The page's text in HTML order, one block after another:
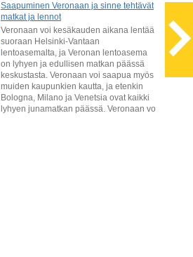
Saapuminen Veronaan ja sinne tehtävät
matkat ja lennot
Veronaan voi kesäkauden aikana lentää
suoraan Helsinki-Vantaan
lentoasemalta, ja Veronan lentoasema
on lyhyen ja edullisen matkan päässä
keskustasta. Veronaan voi saapua myös
muiden kaupunkien kautta, ja etenkin
Bologna, Milano ja Venetsia ovat kaikki
lyhyen junamatkan päässä. Veronaan vo